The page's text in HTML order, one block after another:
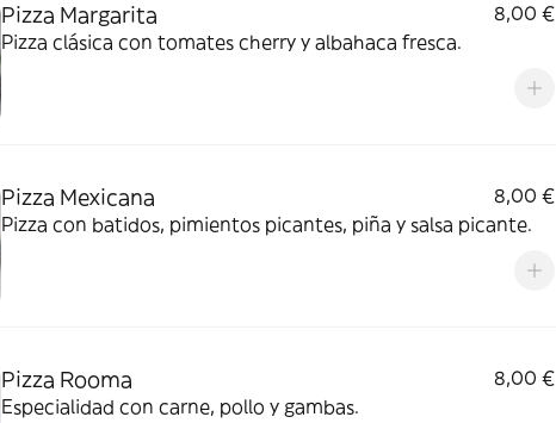
Pizza Margarita
8,00 €
Pizza clásica con tomates cherry y albahaca fresca.
Pizza Mexicana
8,00 €
Pizza con batidos, pimientos picantes, piña y salsa picante.
Pizza Rooma
8,00 €
Especialidad con carne, pollo y gambas.